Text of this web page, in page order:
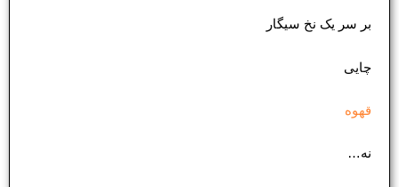
بر سر یک نخ سیگار
چایی
قهوه
نه…